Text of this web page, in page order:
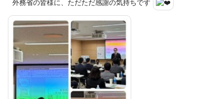
外務省の皆様に、ただただ感謝の気持ちです